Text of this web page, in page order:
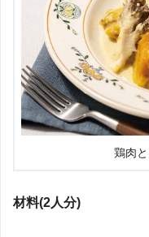
鶏肉
材料(2人分)